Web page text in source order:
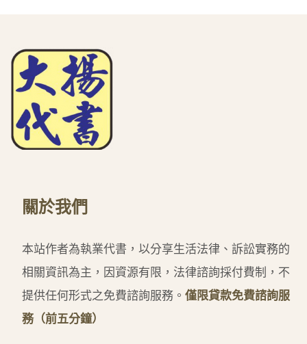
關於我們
本站作者為執業代書，以分享生活法律、訴訟實務的
相關資訊為主，因資源有限，法律諮詢採付費制，不
提供任何形式之免費諮詢服務。 僅限貸款免費諮詢服
務（前五分鐘）